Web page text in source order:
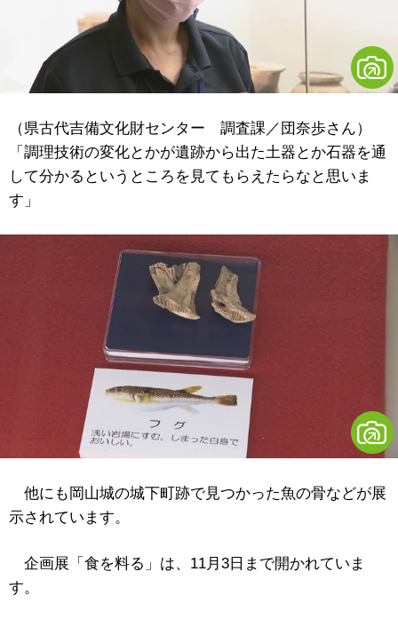
（県古代吉備文化財センター 調査課／団奈歩さん）
「調理技術の変化とかが遺跡から出た土器とか石器を通
して分かるというところを見てもらえたらなと思いま
す」
他にも岡山城の城下町跡で見つかった魚の骨などが展
示されています。
企画展「食を料る」は、11月3日まで開かれていま
す。